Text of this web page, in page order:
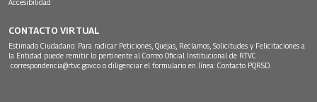
Accesibilidad
CONTACTO VIRTUAL
Estimado Ciudadano: Para radicar Peticiones, Quejas, Reclamos, Solicitudes y Felicitaciones a
la Entidad puede remitir lo pertinente al Correo Oficial Institucional de RTVC
correspondencia@rtvc.gov.co o diligenciar el formulario en línea: Contacto PQRSD.